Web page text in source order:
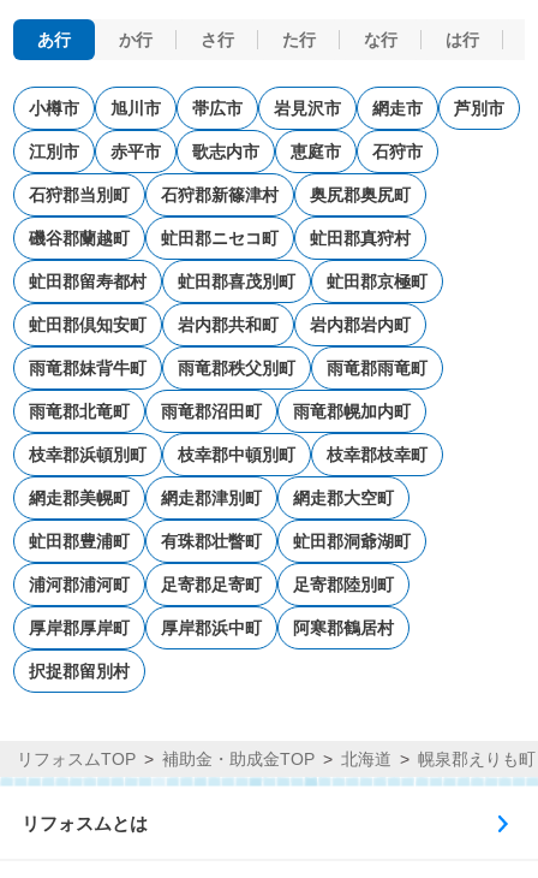
あ行 か行 さ行 た行 な行 は行
小樽市 旭川市 帯広市 岩見沢市 網走市 芦別市
江別市 赤平市 歌志内市 恵庭市 石狩市
石狩郡当別町 石狩郡新篠津村 奥尻郡奥尻町
磯谷郡蘭越町 虻田郡ニセコ町 虻田郡真狩村
虻田郡留寿都村 虻田郡喜茂別町 虻田郡京極町
虻田郡倶知安町 岩内郡共和町 岩内郡岩内町
雨竜郡妹背牛町 雨竜郡秩父別町 雨竜郡雨竜町
雨竜郡北竜町 雨竜郡沼田町 雨竜郡幌加内町
枝幸郡浜頓別町 枝幸郡中頓別町 枝幸郡枝幸町
網走郡美幌町 網走郡津別町 網走郡大空町
虻田郡豊浦町 有珠郡壮瞥町 虻田郡洞爺湖町
浦河郡浦河町 足寄郡足寄町 足寄郡陸別町
厚岸郡厚岸町 厚岸郡浜中町 阿寒郡鶴居村
択捉郡留別村
リフォスムTOP 補助金・助成金TOP 北海道 幌泉郡えりも町
リフォスムとは